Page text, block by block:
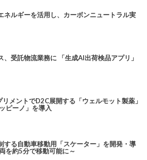
ネルギーを活用し、カーボンニュートラル実
、受託物流業務に 「生成AI出荷検品アプリ」
リメントでD2C展開する「ウェルモット製薬」
ピーノ」を導入
する自動車移動用「スケーター」を開発・導
を約5分で移動可能に～